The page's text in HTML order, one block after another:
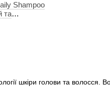
шкіри голови та волосся.
Shampoo
та
мл